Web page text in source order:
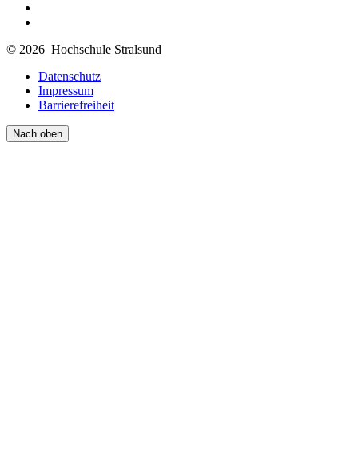
© 2026 Hochschule Stralsund
Datenschutz
Impressum
Barrierefreiheit
Nach oben